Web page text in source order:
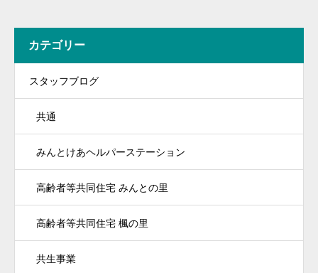
カテゴリー
スタッフブログ
共通
みんとけあヘルパーステーション
高齢者等共同住宅 みんとの里
高齢者等共同住宅 楓の里
共生事業